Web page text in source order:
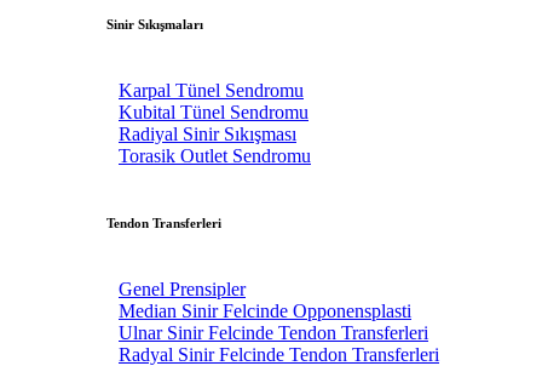
Sinir Sıkışmaları
Karpal Tünel Sendromu
Kubital Tünel Sendromu
Radiyal Sinir Sıkışması
Torasik Outlet Sendromu
Tendon Transferleri
Genel Prensipler
Median Sinir Felcinde Opponensplasti
Ulnar Sinir Felcinde Tendon Transferleri
Radyal Sinir Felcinde Tendon Transferleri